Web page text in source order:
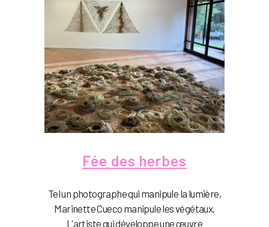
Fée des herbes
Tel un photographe qui manipule la lumière,
Marinette Cueco manipule les végétaux.
L'artiste qui développe une œuvre